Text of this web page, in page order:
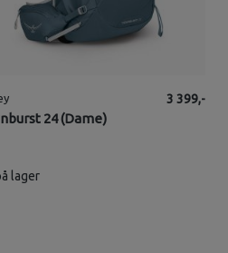
24 (Dame)
3 399,-
lager